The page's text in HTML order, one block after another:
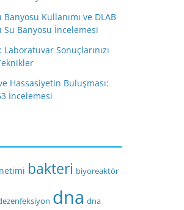
Kullanımı ve DLAB
Su Banyosu İncelemesi
Sonuçlarınızı
Hassasiyetin Buluşması:
İncelemesi
bakteri biyoreaktör
dna dna